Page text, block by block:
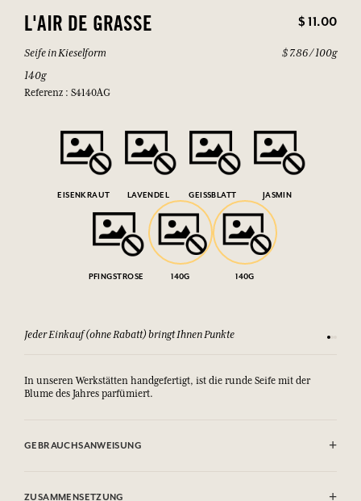
L'AIR DE GRASSE $ 11.00
Seife in Kieselform
140g
Referenz : S4140AG
$ 7.86 / 100g
EISENKRAUT LAVENDEL GEISSBLATT JASMIN
PFINGSTROSE 140G 140G
Jeder Einkauf (ohne Rabatt) bringt Ihnen Punkte Sehen
In unseren Werkstätten handgefertigt, ist die runde Seife mit der
Blume des Jahres parfümiert.
GEBRAUCHSANWEISUNG
gründlich mit Wasser ausspülen.
ZUSAMMENSETZUNG